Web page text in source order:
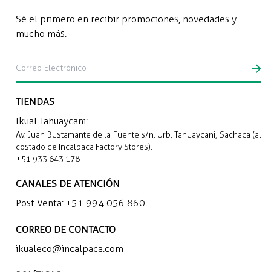
TIENDAS
Ikual Tahuaycani:
Av. Juan Bustamante de la Fuente s/n. Urb. Tahuaycani, Sachaca (al
costado de Incalpaca Factory Stores).
+51 933 643 178
CANALES DE ATENCIÓN
Post Venta: +51 994 056 860
CORREO DE CONTACTO
ikualeco@incalpaca.com
Sé el primero en recibir promociones, novedades y
mucho más.